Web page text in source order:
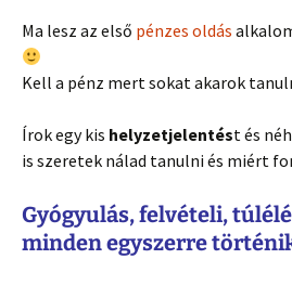
Ma lesz az első pénzes oldás
Kell a pénz mert sokat akarok
Írok egy kis helyzetjelentést és
is szeretek nálad tanulni és miért
Gyógyulás, felvételi,
minden egyszerre